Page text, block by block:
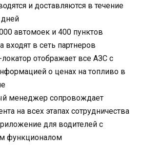
и доставляются в течение
дней
автомоек и 400 пунктов
в сеть партнеров
отображает все АЗС с
о ценах на топливо в
менеджер сопровождает
на всех этапах сотрудничества
для водителей с
функционалом